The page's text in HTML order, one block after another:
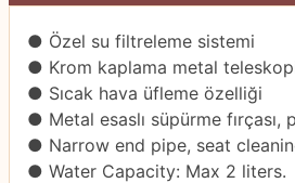
● Özel su filtreleme sistemi
● Krom kaplama metal
● Sıcak hava üfleme özelliği
● Metal esaslı süpürme fırçası,
● Narrow end pipe, seat
● Water Capacity: Max 2 liters.